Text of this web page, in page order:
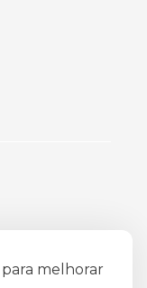
para melhorar